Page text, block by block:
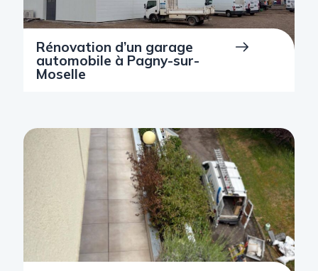
Rénovation d’un garage
automobile à Pagny-sur-
Moselle